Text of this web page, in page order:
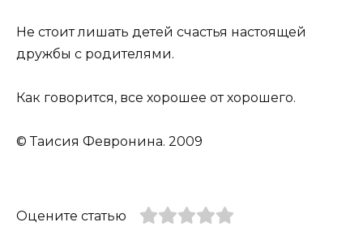
Не стоит лишать детей счастья настоящей
дружбы с родителями.
Как говорится, все хорошее от хорошего.
© Таисия Февронина. 2009
Оцените статью